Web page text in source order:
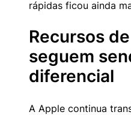
rápidas ficou ainda
Recursos
seguem
diferencial
A Apple continua